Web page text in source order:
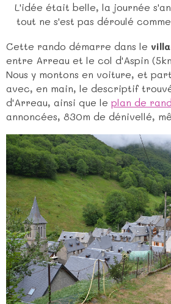
L'idée était belle, la journée
tout ne s'est pas déroulé
Cette rando démarre dans le
entre Arreau et le col d'Aspin
Nous y montons en voiture, et
avec, en main, le descriptif
d'Arreau, ainsi que le plan de
annoncées, 830m de dénivellé,